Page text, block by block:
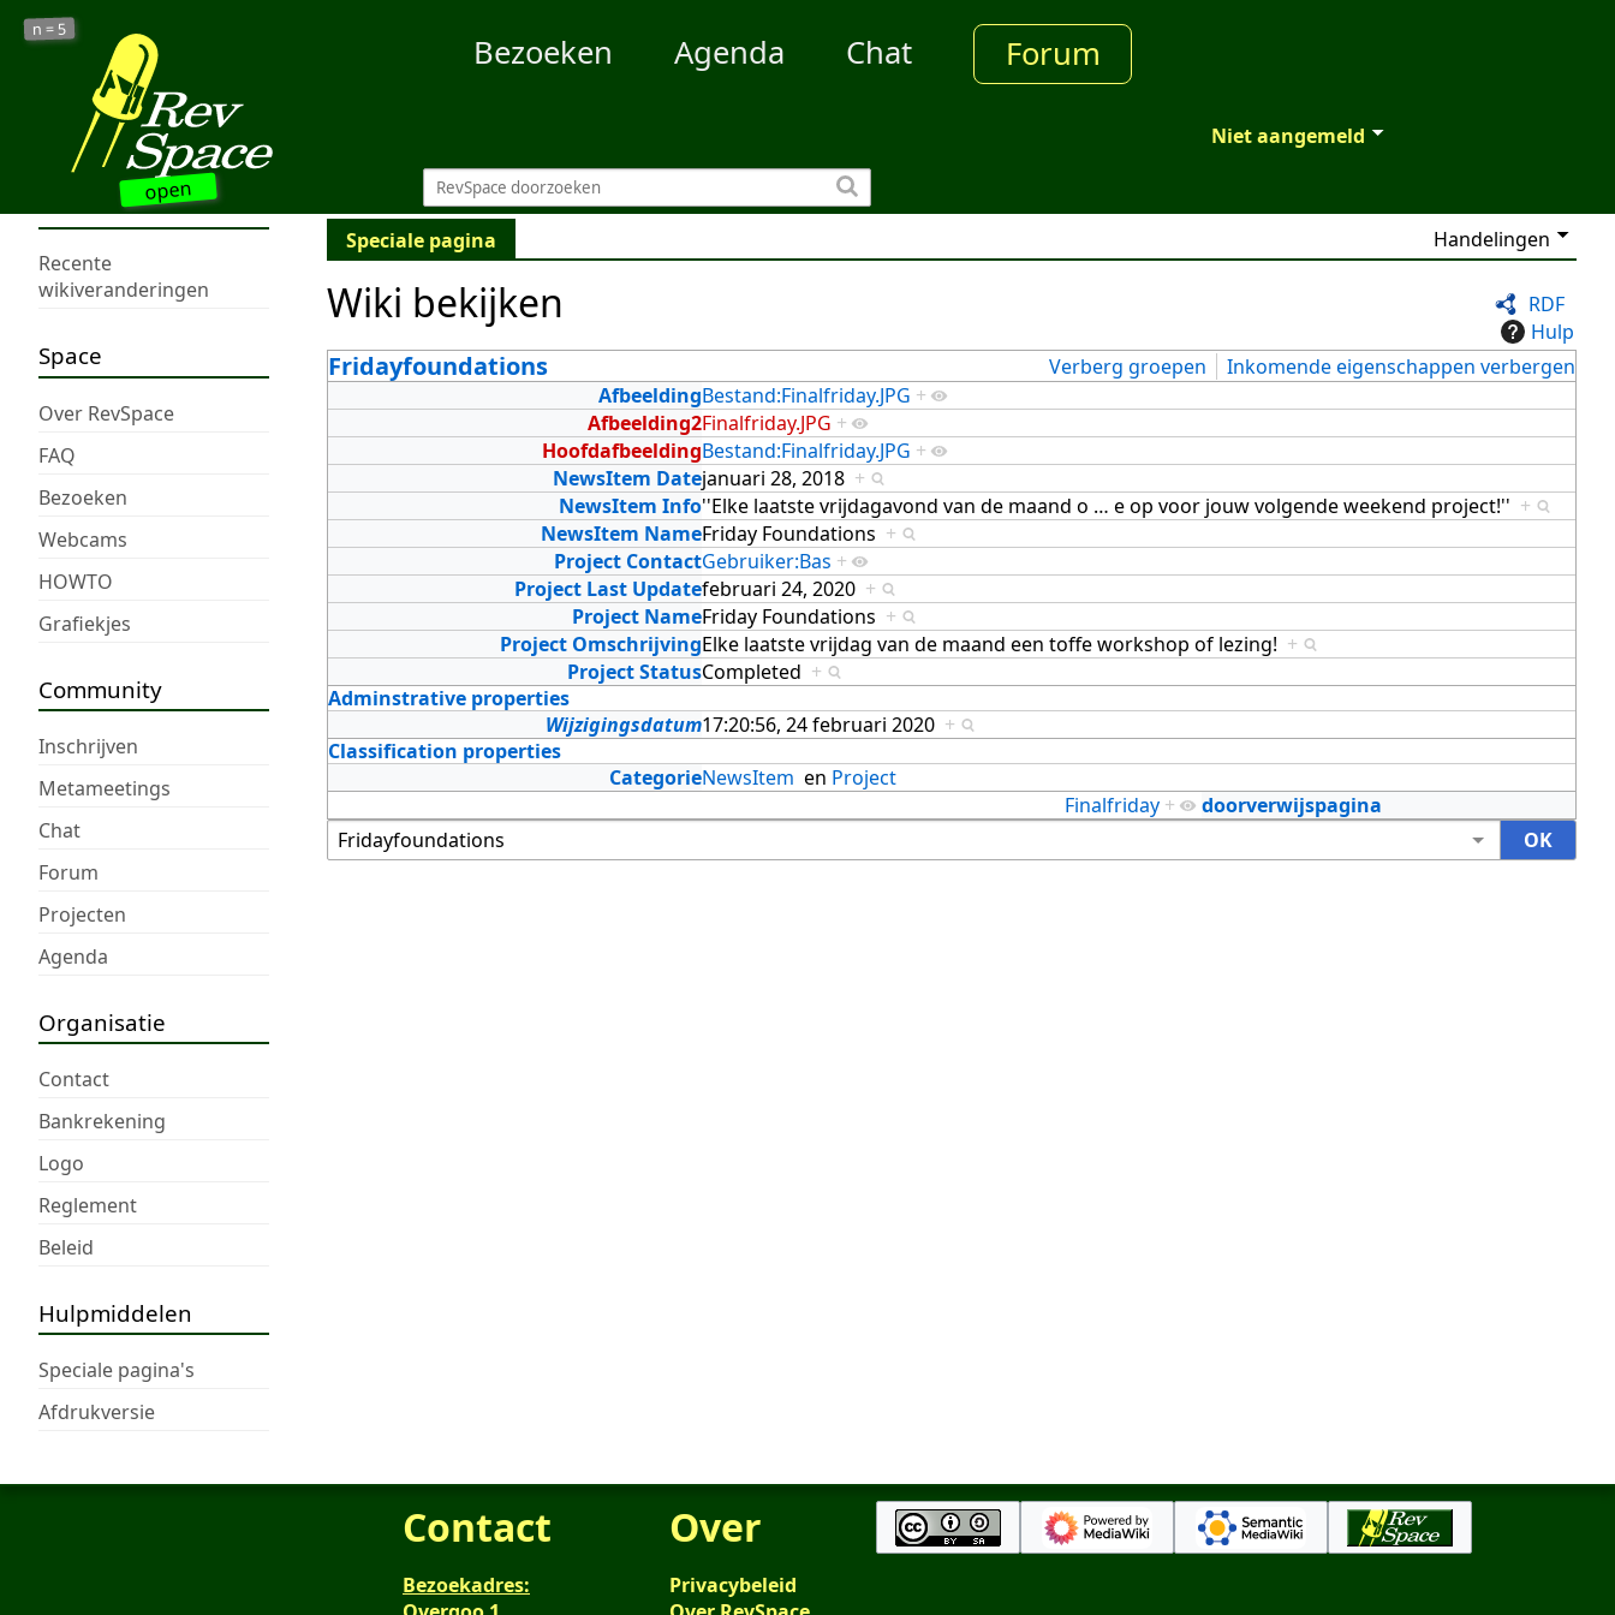
open
n = 5
Bezoeken Agenda Chat Forum
Niet aangemeld
Recente
wikiveranderingen
Space
Over RevSpace
FAQ
Bezoeken
Webcams
HOWTO
Grafiekjes
Community
Inschrijven
Metameetings
Chat
Forum
Projecten
Agenda
Organisatie
Contact
Bankrekening
Logo
Reglement
Beleid
Hulpmiddelen
Speciale pagina's
Afdrukversie
Speciale pagina Handelingen
RDF
Hulp
Wiki bekijken
Fridayfoundations Verberg groepen
Inkomende eigenschappen verbergen
AfbeeldingBestand:Finalfriday.JPG +
Afbeelding2Finalfriday.JPG +
HoofdafbeeldingBestand:Finalfriday.JPG +
NewsItem Datejanuari 28, 2018 +
NewsItem Info''Elke laatste vrijdagavond van de maand o …e op voor jouw volgende weekend project!'' +
NewsItem NameFriday Foundations +
Project ContactGebruiker:Bas +
Project Last Updatefebruari 24, 2020 +
Project NameFriday Foundations +
Project OmschrijvingElke laatste vrijdag van de maand een toffe workshop of lezing! +
Project StatusCompleted +
Adminstrative properties
Wijzigingsdatum17:20:56, 24 februari 2020 +
Classification properties
CategorieNewsItem en Project
doorverwijspagina
Finalfriday +
Contact
Bezoekadres:
Over
Privacybeleid